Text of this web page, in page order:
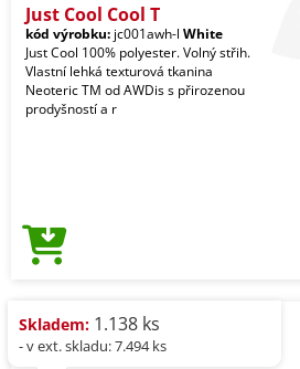
Just Cool Cool T
kód výrobku: jc001awh-l White
Just Cool 100% polyester. Volný střih.
Vlastní lehká texturová tkanina
Neoteric TM od AWDis s přirozenou
prodyšností a r
Skladem: 1.138 ks
- v ext. skladu: 7.494 ks